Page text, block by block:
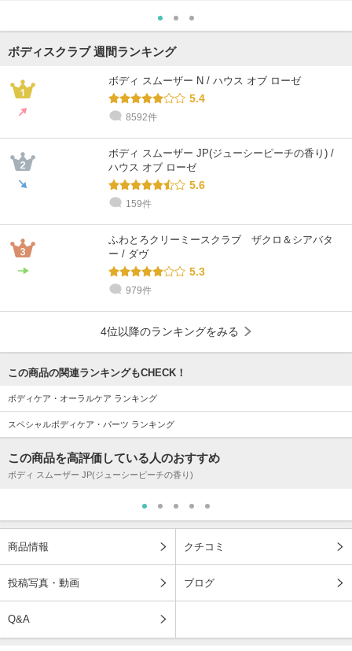
ボディスクラブ 週間ランキング
ボディ スムーザー N / ハウス オブ ローゼ
5.4
8592件
ボディ スムーザー JP(ジューシーピーチの香り) /
ハウス オブ ローゼ
5.6
159件
ふわとろクリーミースクラブ ザクロ＆シアバタ
ー / ダヴ
5.3
979件
4位以降のランキングをみる
この商品の関連ランキングもCHECK！
ボディケア・オーラルケア ランキング
スペシャルボディケア・パーツ ランキング
この商品を高評価している人のおすすめ
ボディ スムーザー JP(ジューシーピーチの香り)
商品情報 クチコミ
投稿写真・動画 ブログ
Q&A